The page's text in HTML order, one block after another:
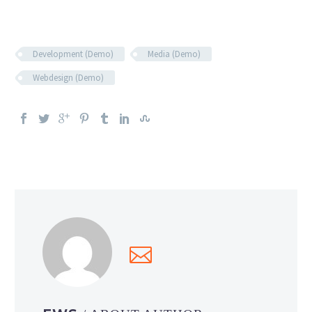
Development (Demo)
Media (Demo)
Webdesign (Demo)